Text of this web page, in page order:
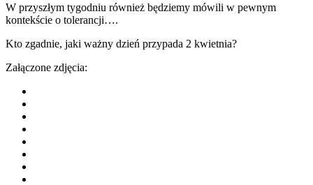
W przyszłym tygodniu również będziemy mówili w pewnym
kontekście o tolerancji….
Kto zgadnie, jaki ważny dzień przypada 2 kwietnia?
Załączone zdjęcia: